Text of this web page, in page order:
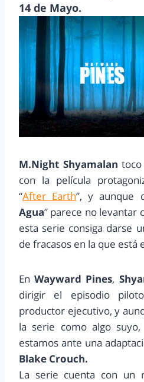
14 de Mayo.
M.Night Shyamalan
con la película
“After Earth”, y aunque
Agua” parece no levantar
esta serie consiga darse
de fracasos en la que está
EnWayward Pines,
dirigir el episodio
productor ejecutivo, y
la serie como algo
estamos ante una
Blake Crouch.
La serie cuenta con un